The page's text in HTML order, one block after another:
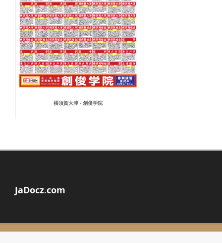
横須賀大津 - 創俊学院
JaDocz.com